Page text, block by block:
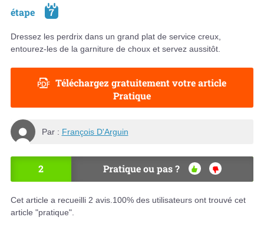
étape 7
Dressez les perdrix dans un grand plat de service creux,
entourez-les de la garniture de choux et servez aussitôt.
Téléchargez gratuitement votre article
Pratique
Par : François D'Arguin
2 Pratique ou pas ?
OU
NO
N
Cet article a recueilli 2 avis. 100% des utilisateurs ont trouvé cet
article "pratique".